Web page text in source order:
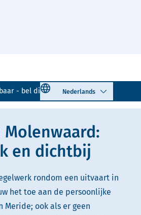
- bel direct! 0184 - 444 129
Select language
Uitleg woorden
en dichtbij
rondom een uitvaart in
het toe aan de persoonlijke
Meride; ook als er geen